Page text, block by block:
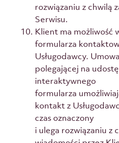
rozwiązaniu z chwilą
Serwisu.
Klient ma możliwość
formularza
Usługodawcy.
polegającej na
interaktywnego
formularza
kontakt z
czas oznaczony
i ulega rozwiązaniu z